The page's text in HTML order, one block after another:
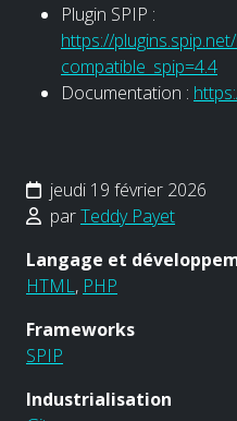
Plugin SPIP :
https://
compatible_spip=4.4
Documentation :
jeudi 19 février 2026
parTeddy Payet
Langage et
HTML, PHP
Frameworks
SPIP
Industrialisation